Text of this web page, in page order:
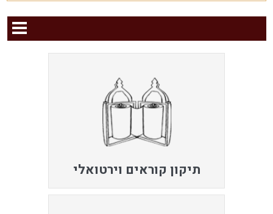
תיקון קוראים וירטואלי